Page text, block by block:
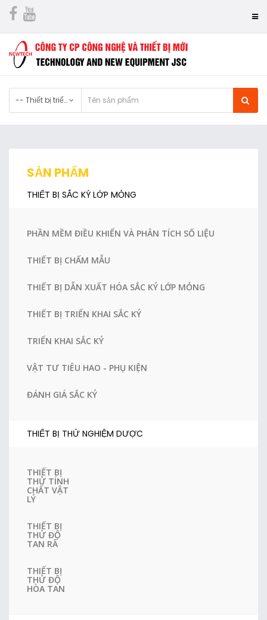
-- Thiết bị triển khai sắc ký
SẢN PHẨM
THIẾT BỊ SẮC KÝ LỚP MỎNG
PHẦN MỀM ĐIỀU KHIỂN VÀ PHÂN TÍCH SỐ LIỆU
THIẾT BỊ CHẤM MẪU
THIẾT BỊ DẪN XUẤT HÓA SẮC KÝ LỚP MỎNG
THIẾT BỊ TRIỂN KHAI SẮC KÝ
TRIỂN KHAI SẮC KÝ
VẬT TƯ TIÊU HAO - PHỤ KIỆN
ĐÁNH GIÁ SẮC KÝ
THIẾT BỊ THỬ NGHIỆM DƯỢC
THIẾT BỊ
THỬ TÍNH
CHẤT VẬT
LÝ
THIẾT BỊ
THỬ ĐỘ
TAN RÃ
THIẾT BỊ
THỬ ĐỘ
HÒA TAN